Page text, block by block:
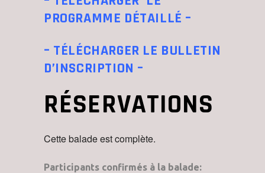
PROGRAMME DÉTAILLÉ –
– TÉLÉCHARGER LE BULLETIN
D’INSCRIPTION –
RÉSERVATIONS
Cette balade est complète.
Participants confirmés à la balade: